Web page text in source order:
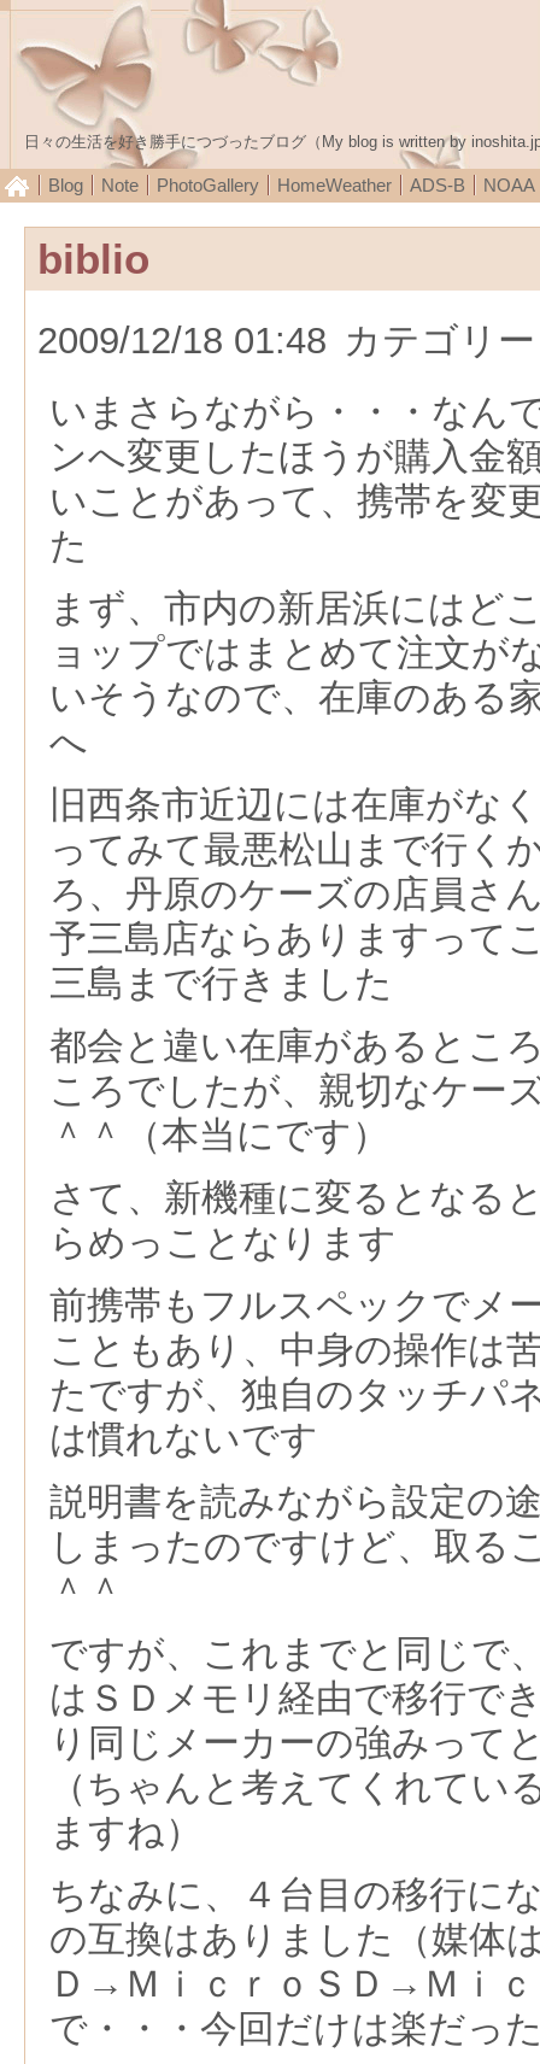
日々の生活を好き勝手につづったブログ（My blog is written by
Blog Note PhotoGallery HomeWeather ADS-B NOAA
biblio
2009/12/18 01:48 カテゴリ
いまさらながら・・・なん
ンへ変更したほうが購入金
いことがあって、携帯を変
た
まず、市内の新居浜にはど
ョップではまとめて注文が
いそうなので、在庫のある
へ
旧西条市近辺には在庫がな
ってみて最悪松山まで行く
ろ、丹原のケーズの店員さ
予三島店ならありますって
三島まで行きました
都会と違い在庫があるとこ
ころでしたが、親切なケー
＾＾（本当にです）
さて、新機種に変るとなる
らめっことなります
前携帯もフルスペックでメ
こともあり、中身の操作は
たですが、独自のタッチパ
は慣れないです
説明書を読みながら設定の
しまったのですけど、取る
＾＾
ですが、これまでと同じで
はＳＤメモリ経由で移行で
り同じメーカーの強みって
（ちゃんと考えてくれてい
ますね）
ちなみに、４台目の移行に
の互換はありました（媒体
Ｄ→ＭｉｃｒｏＳＤ→Ｍｉ
で・・・今回だけは楽だっ